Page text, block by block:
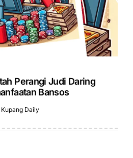
Perangi Judi Daring
Bansos
Daily